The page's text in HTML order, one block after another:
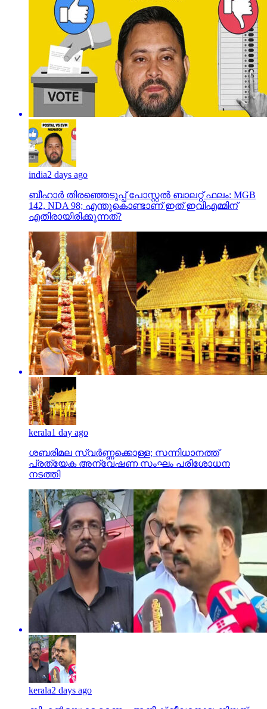
india2 days ago
ബീഹാർ തിരഞ്ഞെടുപ്പ് പോസ്റ്റൽ ബാലറ്റ് ഫലം: MGB
142, NDA 98; എന്തുകൊണ്ടാണ് ഇത് ഇവിഎമ്മിന്
എതിരായിരിക്കുന്നത്?
kerala1 day ago
ശബരിമല സ്വര്‍ണ്ണക്കൊള്ള; സന്നിധാനത്ത്
പ്രത്യേക അന്വേഷണ സംഘം പരിശോധന
നടത്തി
kerala2 days ago